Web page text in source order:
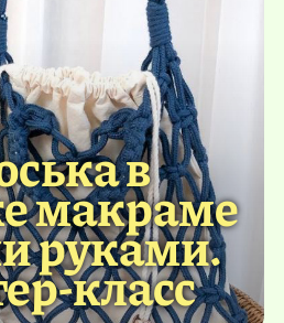
в
макраме
руками.
класс